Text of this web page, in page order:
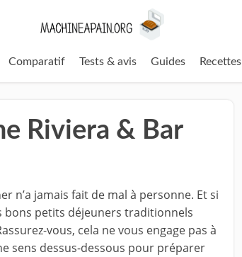
Comparatif Tests & avis Guides Recettes
Riviera & Bar
n’a jamais fait de mal à personne. Et si
bons petits déjeuners traditionnels
vous, cela ne vous engage pas à
sens dessus-dessous pour préparer